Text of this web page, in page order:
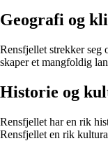
Geografi og
Rensfjellet strekker seg
skaper et mangfoldig
Historie og
Rensfjellet har en rik
Rensfjellet en rik